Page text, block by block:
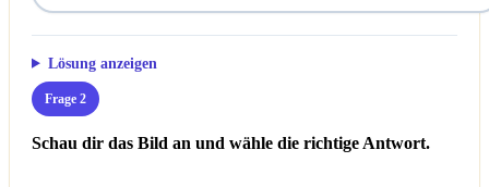
Lösung anzeigen
Frage 2
Schau dir das Bild an und wähle die richtige Antwort.